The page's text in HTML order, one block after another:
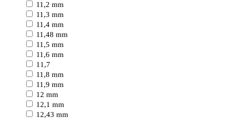
11,2 mm
11,3 mm
11,4 mm
11,48 mm
11,5 mm
11,6 mm
11,7
11,8 mm
11,9 mm
12 mm
12,1 mm
12,43 mm